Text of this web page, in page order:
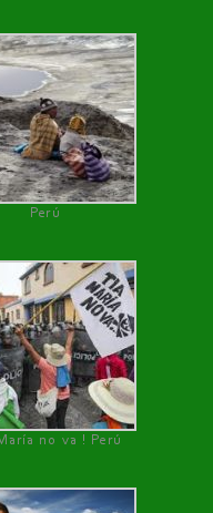
Perú
no va ! Perú